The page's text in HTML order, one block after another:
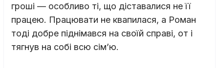
гроші — особливо ті, що діставалися не її
працею. Працювати не квапилася, а Роман
тоді добре піднімався на своїй справі, от і
тягнув на собі всю сім’ю.